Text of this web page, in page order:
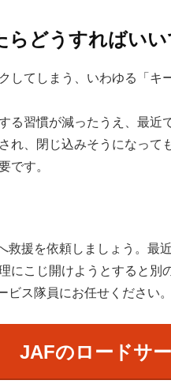
どうすればいい
してしまう、いわゆる「
る習慣が減ったうえ、最
れ、閉じ込みそうになっ
です。
援を依頼しましょう。
にこじ開けようとすると別
ス隊員にお任せください。
JAFのロードサ